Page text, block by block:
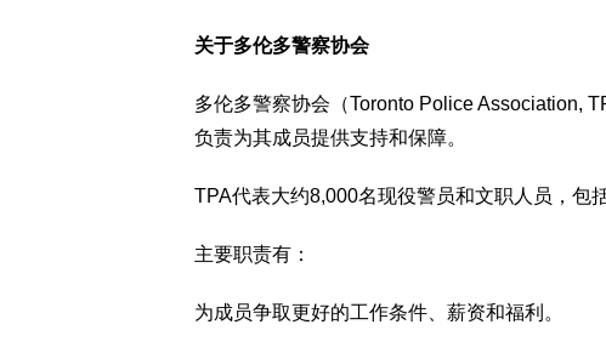
关于多伦多警察协会
多伦多警察协会（Toronto Police Association,
负责为其成员提供支持和保障。
TPA代表大约8,000名现役警员和文职人员，包
主要职责有：
为成员争取更好的工作条件、薪资和福利。